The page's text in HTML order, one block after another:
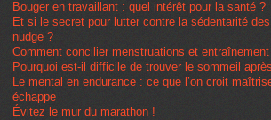
Bouger en travaillant : quel intérêt pour la santé ?
Et si le secret pour lutter contre la sédentarité
nudge ?
Comment concilier menstruations et
Pourquoi est-il difficile de trouver le sommeil
Le mental en endurance : ce que l’on croit
échappe
Évitez le mur du marathon !